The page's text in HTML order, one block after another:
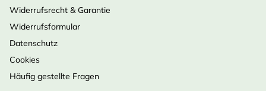
Pflanzmonate
Widerrufsrecht & Garantie
Widerrufsformular
Datenschutz
Cookies
Häufig gestellte Fragen